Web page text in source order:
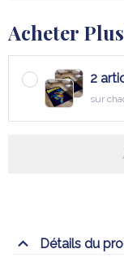
Acheter
2
sur
Détails du